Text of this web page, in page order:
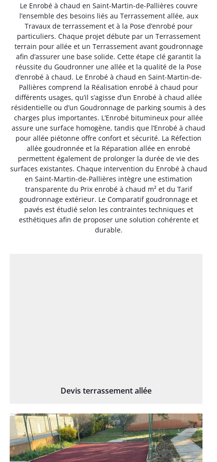
Le Enrobé à chaud en Saint-Martin-de-Pallières couvre
l’ensemble des besoins liés au Terrassement allée, aux
Travaux de terrassement et à la Pose d’enrobé pour
particuliers. Chaque projet débute par un Terrassement
terrain pour allée et un Terrassement avant goudronnage
afin d’assurer une base solide. Cette étape clé garantit la
réussite du Goudronner une allée et la qualité de la Pose
d’enrobé à chaud. Le Enrobé à chaud en Saint-Martin-de-
Pallières comprend la Réalisation enrobé à chaud pour
différents usages, qu’il s’agisse d’un Enrobé à chaud allée
résidentielle ou d’un Goudronnage de parking soumis à des
charges plus importantes. L’Enrobé bitumineux pour allée
assure une surface homogène, tandis que l’Enrobé à chaud
pour allée piétonne offre confort et sécurité. La Réfection
allée goudronnée et la Réparation allée en enrobé
permettent également de prolonger la durée de vie des
surfaces existantes. Chaque intervention du Enrobé à chaud
en Saint-Martin-de-Pallières intègre une estimation
transparente du Prix enrobé à chaud m² et du Tarif
goudronnage extérieur. Le Comparatif goudronnage et
pavés est étudié selon les contraintes techniques et
esthétiques afin de proposer une solution cohérente et
durable.
Devis terrassement allée